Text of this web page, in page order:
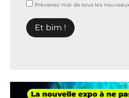
Prévenez-moi de tous les